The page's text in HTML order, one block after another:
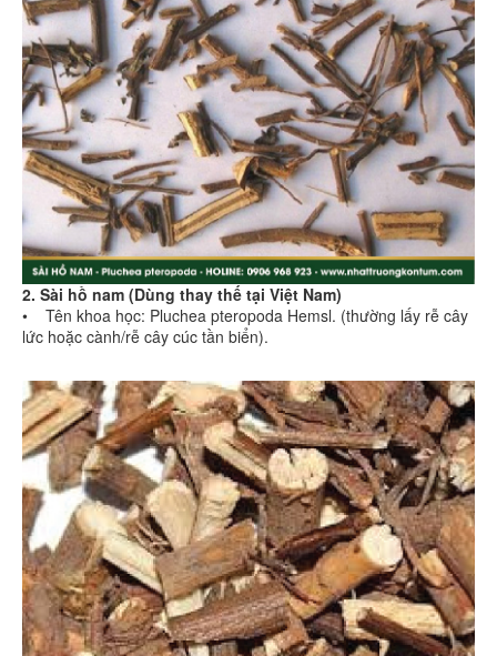
2. Sài hồ nam (Dùng thay thế tại Việt Nam)
• Tên khoa học: Pluchea pteropoda Hemsl. (thường lấy rễ cây
lức hoặc cành/rễ cây cúc tần biển).